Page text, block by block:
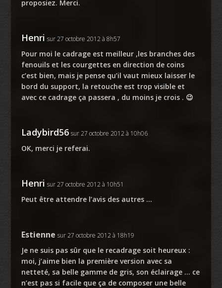
proposiez. Merci.
Henri sur 27 octobre 2012 à 8h57
Pour moi le cadrage est meilleur ,les branches des
fenouils et les courgettes en direction de coins
c’est bien, mais je pense qu’il vaut mieux laisser le
bord du support, la retouche est trop visible et
avec ce cadrage ça passera , du moins je crois . 😉
Ladybird56 sur 27 octobre 2012 à 10h06
OK, merci je referai.
Henri sur 27 octobre 2012 à 10h51
Peut être attendre l’avis des autres …
Estienne sur 27 octobre 2012 à 18h19
Je ne suis pas sûr que le recadrage soit heureux :
moi, j’aime bien la première version avec sa
netteté, sa belle gamme de gris, son éclairage … ce
n’est pas si facile que ça de composer une belle